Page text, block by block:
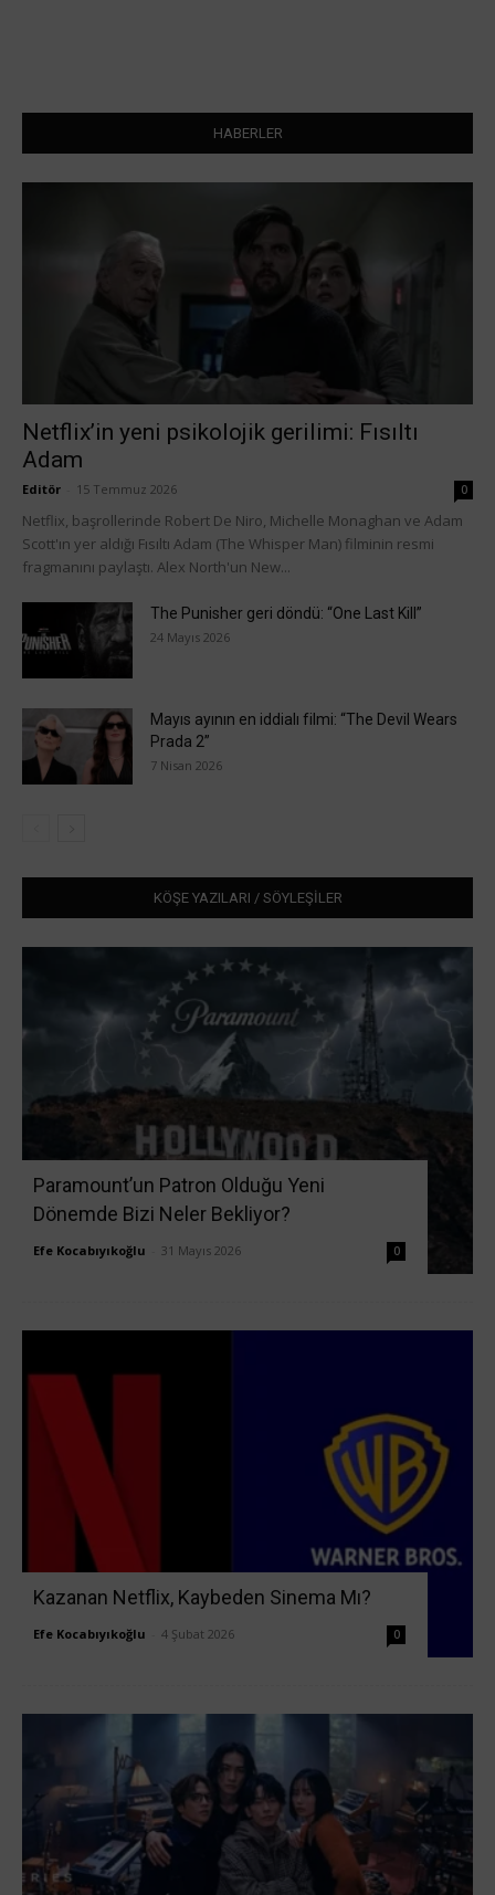
HABERLER
Netflix’in yeni psikolojik gerilimi: Fısıltı
Adam
Editör 15 Temmuz 2026 0
Netflix, başrollerinde Robert De Niro, Michelle Monaghan ve Adam
Scott'ın yer aldığı Fısıltı Adam (The Whisper Man) filminin resmi
fragmanını paylaştı. Alex North'un New...
The Punisher geri döndü: “One Last Kill”
24 Mayıs 2026
Mayıs ayının en iddialı filmi: “The Devil Wears
Prada 2”
7 Nisan 2026
KÖŞE YAZILARI / SÖYLEŞİLER
Paramount’un Patron Olduğu Yeni
Dönemde Bizi Neler Bekliyor?
Efe Kocabıyıkoğlu 31 Mayıs 2026 0
Kazanan Netflix, Kaybeden Sinema Mı?
Efe Kocabıyıkoğlu 4 Şubat 2026 0